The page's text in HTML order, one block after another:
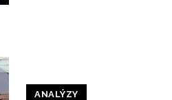
ANALÝZY